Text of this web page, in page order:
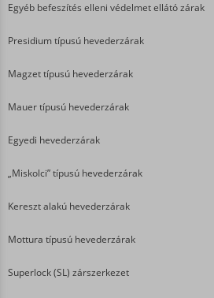
Egyéb befeszítés elleni védelmet ellátó zárak
Presidium típusú hevederzárak
Magzet típusú hevederzárak
Mauer típusú hevederzárak
Egyedi hevederzárak
„Miskolci” típusú hevederzárak
Kereszt alakú hevederzárak
Mottura típusú hevederzárak
Superlock (SL) zárszerkezet